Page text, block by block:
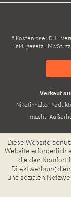
* Kostenloser DHL
inkl. gesetzl. MwSt.
Verkauf
Nikotinhalte
macht.
Diese Website
Website erforderlich
die den Komfort
Direktwerbung
und sozialen